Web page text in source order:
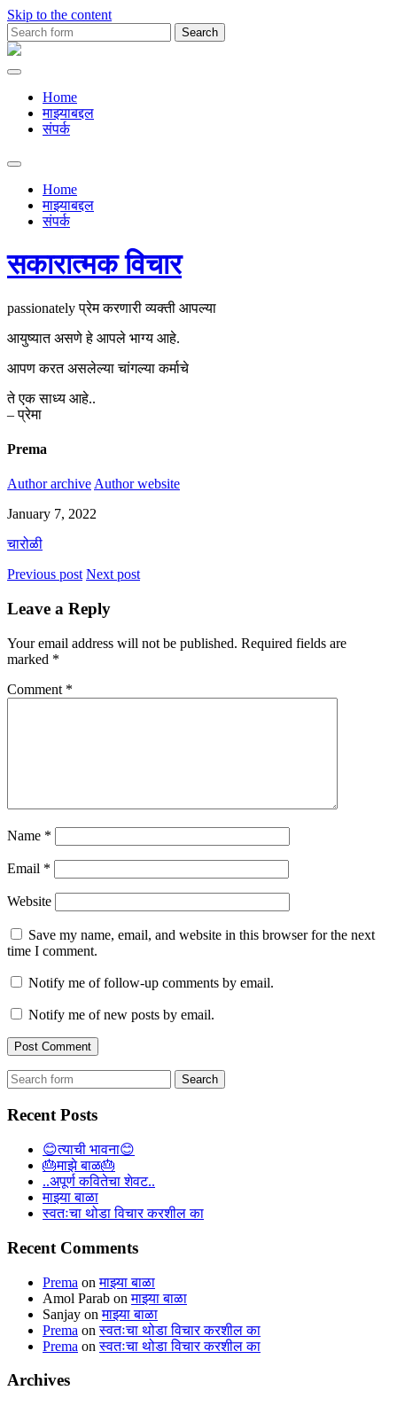
Skip to the content
Search
for:Premachya
Home
माझ्याबद्दल
संपर्क
Toggle
search
field
Home
माझ्याबद्दल
संपर्क
सकारात्मक विचार
passionately प्रेम करणारी व्यक्ती आपल्या
आयुष्यात असणे हे आपले भाग्य आहे.
आपण करत असलेल्या चांगल्या कर्माचे
ते एक साध्य आहे..
– प्रेमा
Prema
Author archiveAuthor website
January 7, 2022
चारोळी
Previous post Next post
Leave a Reply
Your email address will not be published. Required fields are
marked *
Comment *
Name *
Email *
Website
Save my name, email, and website in this browser for the next
time I comment.
Notify me of follow-up comments by email.
Notify me of new posts by email.
Search
for:
Recent Posts
😊त्याची भावना😊
🎂माझे बाळ🎂
..अपूर्ण कवितेचा शेवट..
माझ्या बाळा
स्वतःचा थोडा विचार करशील का
Recent Comments
Prema onमाझ्या बाळा
Amol Parab onमाझ्या बाळा
Sanjay onमाझ्या बाळा
Prema onस्वतःचा थोडा विचार करशील का
Prema onस्वतःचा थोडा विचार करशील का
Archives